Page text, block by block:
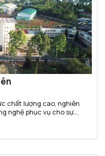
chất lượng cao, nghiên
nghệ phục vụ cho sự
tồn và phát huy các
Đến năm...